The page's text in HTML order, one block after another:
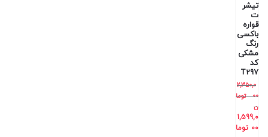
تیشر
ت
قواره
باکسی
رنگ
مشکی
کد
T297
2,350,0
00
توما
ن
1,599,0
00 توما